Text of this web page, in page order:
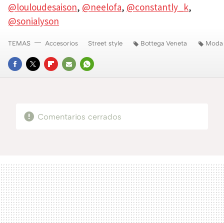
@louloudesaison, @neelofa, @constantly_k,
@sonialyson
FACEBOOK
TWITTERFLIPBOARD
E-
WHATSAPP
TEMAS Accesorios Street style Bottega Veneta
Comentarios cerrados